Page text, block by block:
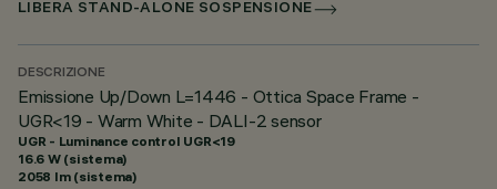
LIBERA STAND-ALONE SOSPENSIONE
DESCRIZIONE
Emissione Up/Down L=1446 - Ottica Space Frame -
UGR<19 - Warm White - DALI-2 sensor
UGR - Luminance control UGR<19
16.6 W (sistema)
2058 lm (sistema)